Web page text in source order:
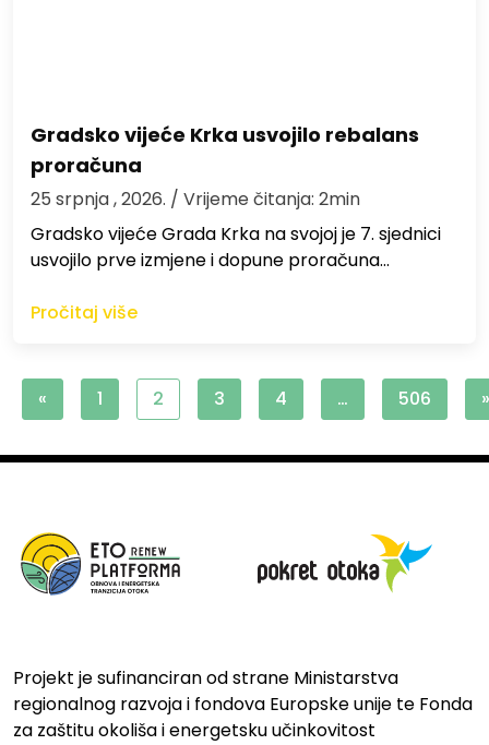
Gradsko vijeće Krka usvojilo rebalans
proračuna
25 srpnja , 2026. / Vrijeme čitanja: 2min
Gradsko vijeće Grada Krka na svojoj je 7. sjednici
usvojilo prve izmjene i dopune proračuna…
Pročitaj više
« 1 2 3 4 … 506 »
Projekt je sufinanciran od strane Ministarstva
regionalnog razvoja i fondova Europske unije te Fonda
za zaštitu okoliša i energetsku učinkovitost